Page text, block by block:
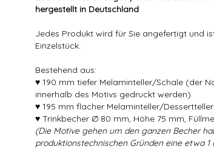
hergestellt in Deutschland
Jedes Produkt wird für Sie angefertigt und
Einzelstück.
Bestehend aus:
♥ 190 mm tiefer Melaminteller/Schale (der
innerhalb des Motivs gedruckt werden).
♥ 195 mm flacher Melaminteller/Dessertteller
♥ Trinkbecher Ø 80 mm, Höhe 75 mm,
(Die Motive gehen um den ganzen Becher
produktionstechnischen Gründen eine etwa